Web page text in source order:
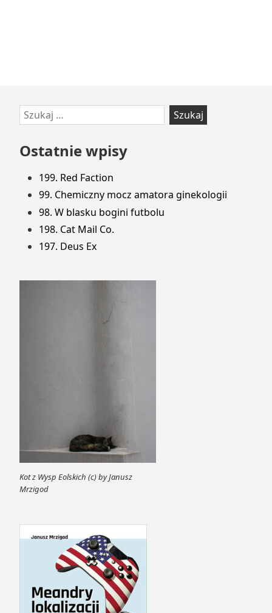
Przejdź
do
Szukaj:
Ostatnie wpisy
199. Red Faction
99. Chemiczny mocz amatora ginekologii
98. W blasku bogini futbolu
198. Cat Mail Co.
197. Deus Ex
Kot z Wysp Eolskich (c) by Janusz
Mrzigod